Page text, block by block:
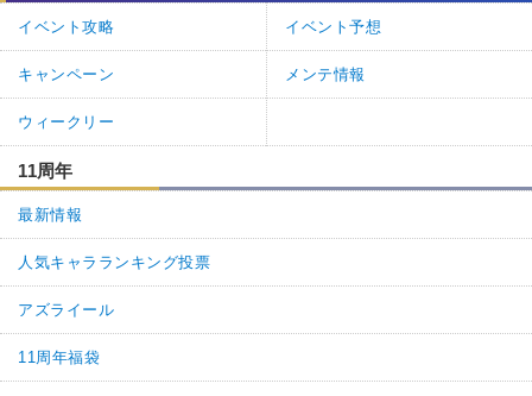
イベント攻略 イベント予想
キャンペーン メンテ情報
ウィークリー
11周年
最新情報
人気キャラランキング投票
アズライール
11周年福袋